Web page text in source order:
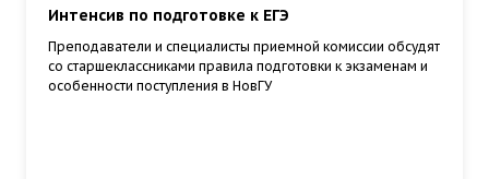
Интенсив по подготовке к ЕГЭ
Преподаватели и специалисты приемной комиссии обсудят
со старшеклассниками правила подготовки к экзаменам и
особенности поступления в НовГУ